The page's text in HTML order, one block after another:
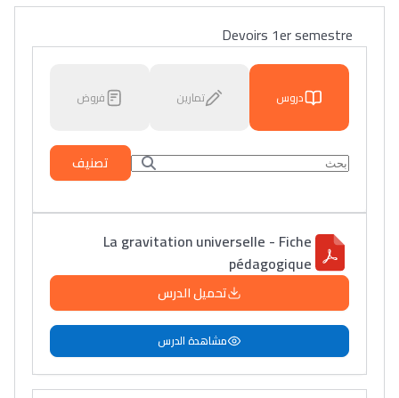
Devoirs 1er semestre
دروس تمارين فروض
تصنيف
La gravitation universelle - Fiche
pédagogique
تحميل الدرس
مشاهدة الدرس